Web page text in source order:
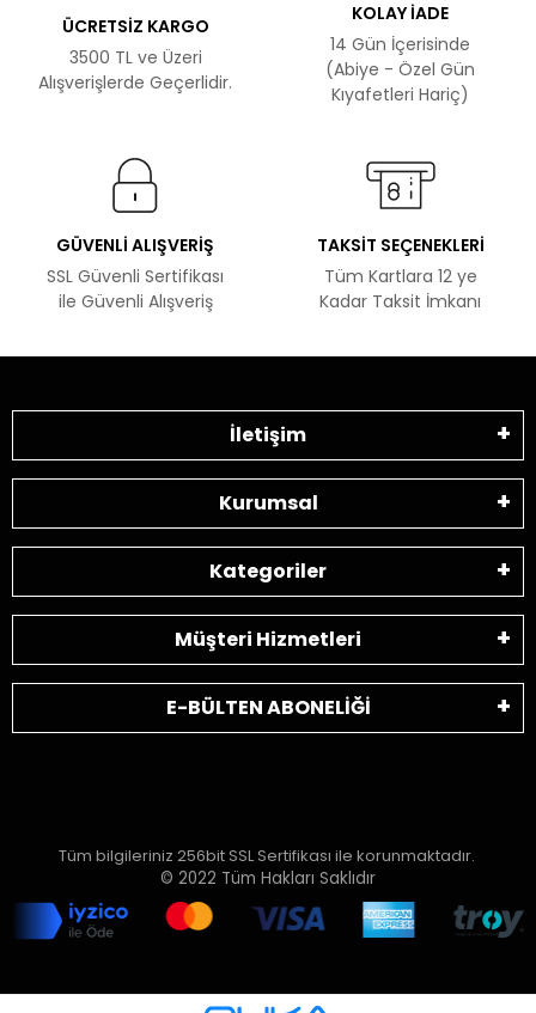
ÜCRETSİZ KARGO
3500 TL ve Üzeri
Alışverişlerde Geçerlidir.
KOLAY İADE
14 Gün İçerisinde
(Abiye - Özel Gün
Kıyafetleri Hariç)
GÜVENLİ ALIŞVERİŞ
SSL Güvenli Sertifikası
ile Güvenli Alışveriş
TAKSİT SEÇENEKLERİ
Tüm Kartlara 12 ye
Kadar Taksit İmkanı
İletişim
Kurumsal
Kategoriler
Müşteri Hizmetleri
E-BÜLTEN ABONELİĞİ
Tüm bilgileriniz 256bit SSL Sertifikası ile korunmaktadır.
© 2022 Tüm Hakları Saklıdır